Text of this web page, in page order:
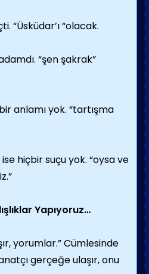
“Üsküdar’ı “olacak.
“şen şakrak”
anlamı yok. “tartışma
hiçbir suçu yok. “oysa ve
Yapıyoruz…
yorumlar.” Cümlesinde
gerçeğe ulaşır, onu